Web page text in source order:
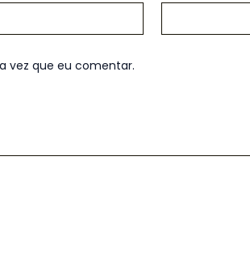
vez que eu comentar.